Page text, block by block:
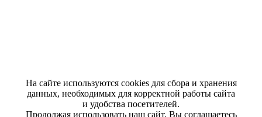
На сайте используются cookies для сбора и хранения
данных, необходимых для корректной работы сайта
и удобства посетителей.
Продолжая использовать наш сайт, Вы соглашаетесь